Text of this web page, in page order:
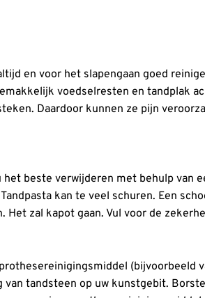
en voor het slapengaan goed
voedselresten en tandplak
Daardoor kunnen ze pijn
beste verwijderen met behulp van
kan te veel schuren. Een
zal kapot gaan. Vul voor de
(bijvoorbeeld
tandsteen op uw kunstgebit.